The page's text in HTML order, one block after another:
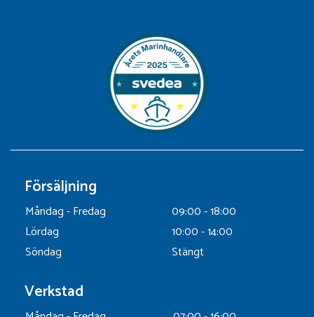
Försäljning
Måndag - Fredag
09:00 - 18:00
Lördag
10:00 - 14:00
Söndag
Stängt
Verkstad